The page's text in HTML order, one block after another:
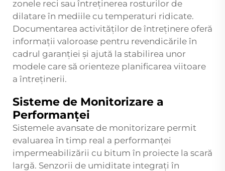
zonele reci sau întreținerea rosturilor de
dilatare în mediile cu temperaturi ridicate.
Documentarea activităților de întreținere oferă
informații valoroase pentru revendicările în
cadrul garanției și ajută la stabilirea unor
modele care să orienteze planificarea viitoare
a întreținerii.
Sisteme de Monitorizare a
Performanței
Sistemele avansate de monitorizare permit
evaluarea în timp real a performanței
impermeabilizării cu bitum în proiecte la scară
largă. Senzorii de umiditate integrați în